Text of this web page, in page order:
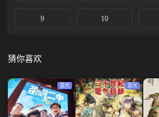
9 10
猜你喜欢
蓝光 蓝光